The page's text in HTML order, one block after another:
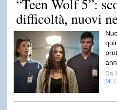
“Teen Wolf 5”:
difficoltà, nuovi
Da